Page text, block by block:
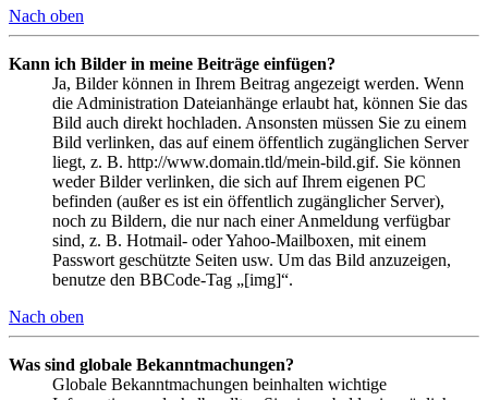
Nach oben
Kann ich Bilder in meine Beiträge einfügen?
Ja, Bilder können in Ihrem Beitrag angezeigt werden. Wenn
die Administration Dateianhänge erlaubt hat, können Sie das
Bild auch direkt hochladen. Ansonsten müssen Sie zu einem
Bild verlinken, das auf einem öffentlich zugänglichen Server
liegt, z. B. http://www.domain.tld/mein-bild.gif. Sie können
weder Bilder verlinken, die sich auf Ihrem eigenen PC
befinden (außer es ist ein öffentlich zugänglicher Server),
noch zu Bildern, die nur nach einer Anmeldung verfügbar
sind, z. B. Hotmail- oder Yahoo-Mailboxen, mit einem
Passwort geschützte Seiten usw. Um das Bild anzuzeigen,
benutze den BBCode-Tag „[img]“.
Nach oben
Was sind globale Bekanntmachungen?
Globale Bekanntmachungen beinhalten wichtige